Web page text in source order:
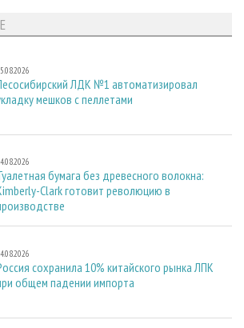
ЛДК №1 автоматизировал
мешков с пеллетами
бумага без древесного волокна:
Clark готовит революцию в
сохранила 10% китайского рынка ЛПК
общем падении импорта